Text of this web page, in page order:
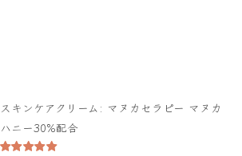
スキンケアクリーム: マヌカセラピー マヌカ
ハニー30%配合